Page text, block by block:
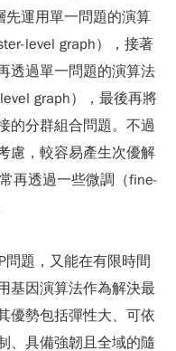
先運用單一問題的演算
level graph），接著
透過單一問題的演算法
graph），最後再將
的分群組合問題。不過
慮，較容易產生次優解
再透過一些微調（fine-
問題，又能在有限時間
基因演算法作為解決最
優勢包括彈性大、可依
、具備強韌且全域的隨